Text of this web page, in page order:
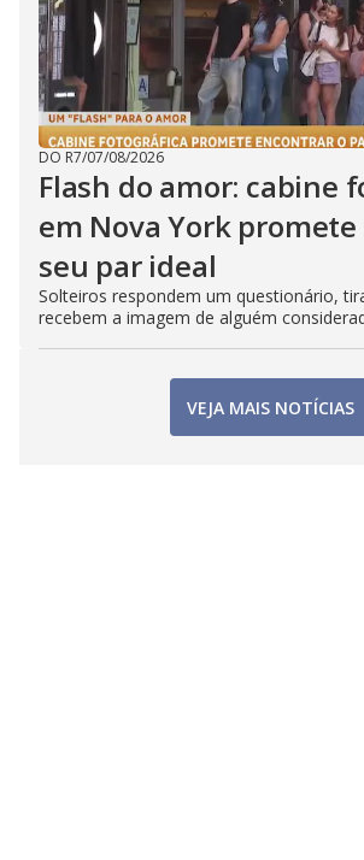
DO R7/07/08/2026
Flash do amor: cabine
em Nova York
seu par ideal
Solteiros respondem um questionário,
recebem a imagem de alguém
VEJA MAIS NOTÍCIAS